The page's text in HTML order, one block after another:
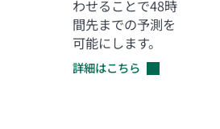
わせることで48時
間先までの予測を
可能にします。
詳細はこちら